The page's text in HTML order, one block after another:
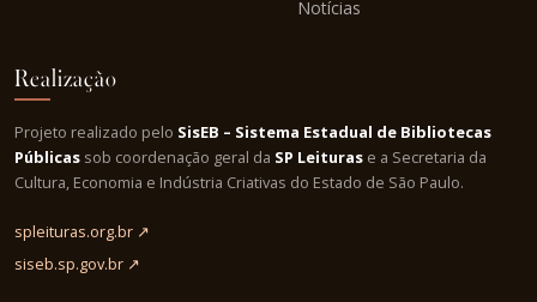
Notícias
Realização
Projeto realizado pelo SisEB – Sistema Estadual de Bibliotecas
Públicas sob coordenação geral da SP Leituras e a Secretaria da
Cultura, Economia e Indústria Criativas do Estado de São Paulo.
spleituras.org.br ↗
siseb.sp.gov.br ↗